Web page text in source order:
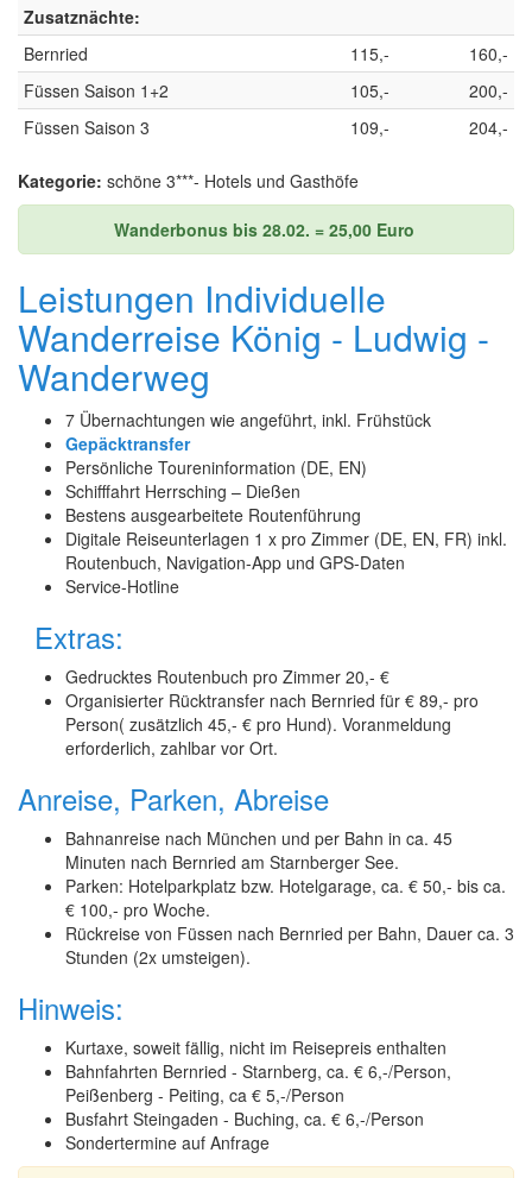
Zusatznächte:
Bernried
115,-
160,-
Füssen Saison 1+2
105,-
200,-
Füssen Saison 3
109,- 204,-
Kategorie: schöne 3***- Hotels und Gasthöfe
Wanderbonus bis 28.02. = 25,00 Euro
Leistungen Individuelle
Wanderreise König - Ludwig -
Wanderweg
7 Übernachtungen wie angeführt, inkl. Frühstück
Gepäcktransfer
Persönliche Toureninformation (DE, EN)
Schifffahrt Herrsching – Dießen
Bestens ausgearbeitete Routenführung
Digitale Reiseunterlagen 1 x pro Zimmer (DE, EN, FR) inkl.
Routenbuch, Navigation-App und GPS-Daten
Service-Hotline
Extras:
Gedrucktes Routenbuch pro Zimmer 20,- €
Organisierter Rücktransfer nach Bernried für € 89,- pro
Person( zusätzlich 45,- € pro Hund). Voranmeldung
erforderlich, zahlbar vor Ort.
Anreise, Parken, Abreise
Bahnanreise nach München und per Bahn in ca. 45
Minuten nach Bernried am Starnberger See.
Parken: Hotelparkplatz bzw. Hotelgarage, ca. € 50,- bis ca.
€ 100,- pro Woche.
Rückreise von Füssen nach Bernried per Bahn, Dauer ca. 3
Stunden (2x umsteigen).
Hinweis:
Kurtaxe, soweit fällig, nicht im Reisepreis enthalten
Bahnfahrten Bernried - Starnberg, ca. € 6,-/Person,
Peißenberg - Peiting, ca € 5,-/Person
Busfahrt Steingaden - Buching, ca. € 6,-/Person
Sondertermine auf Anfrage